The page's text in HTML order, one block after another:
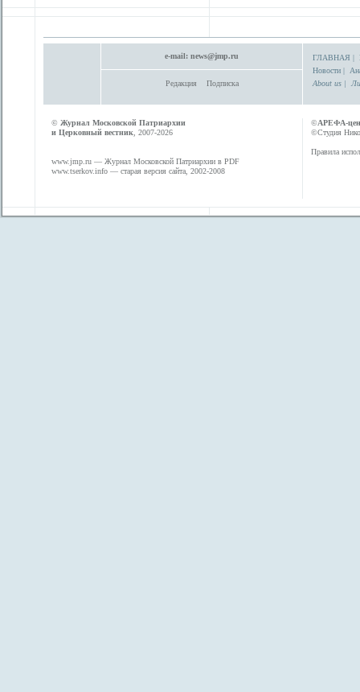
e-mail: news@jmp.ru
Редакция Подписка
ГЛАВНАЯ |
Новости |
About us |
© Журнал Московской Патриархии
и Церковный вестник , 2007-2026
www.jmp.ru — Журнал Московской Патриархии в PDF
www.tserkov.info — старая версия сайта, 2002-2008
©АРЕФА-
©Студия
Правила